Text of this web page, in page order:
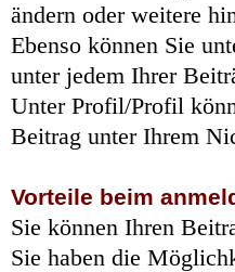
ändern oder weitere
Ebenso können Sie
unter jedem Ihrer
Unter Profil/Profil
Beitrag unter Ihrem
Vorteile beim
Sie können Ihren
Sie haben die